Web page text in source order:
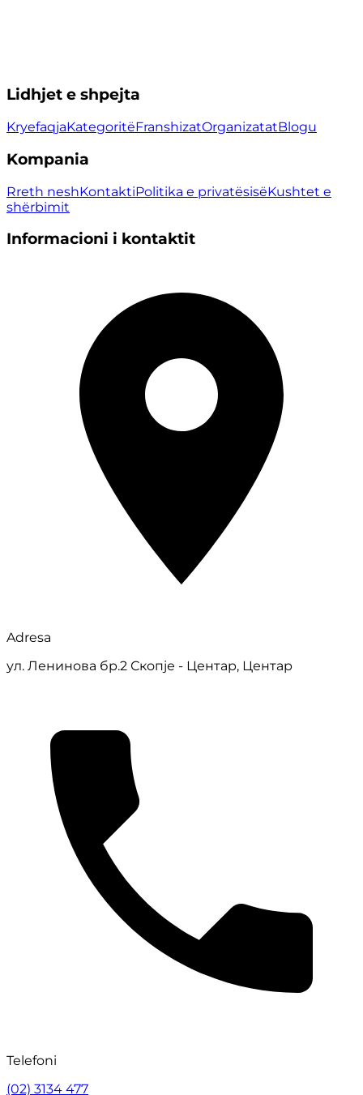
Lidhjet e shpejta
KryefaqjaKategoritëFranshizatOrganizatatBlogu
Kompania
Rreth neshKontaktiPolitika e privatësisëKushtet e
shërbimit
Informacioni i kontaktit
Adresa
ул. Ленинова бр.2 Скопје - Центар, Центар
Telefoni
(02) 3134 477